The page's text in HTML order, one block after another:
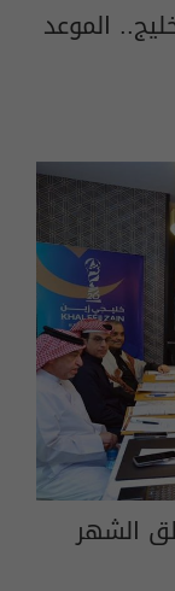
الموعد
الشهر